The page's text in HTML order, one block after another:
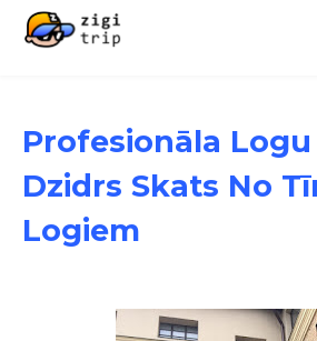
Profesionāla
Dzidrs Skats No
Logiem